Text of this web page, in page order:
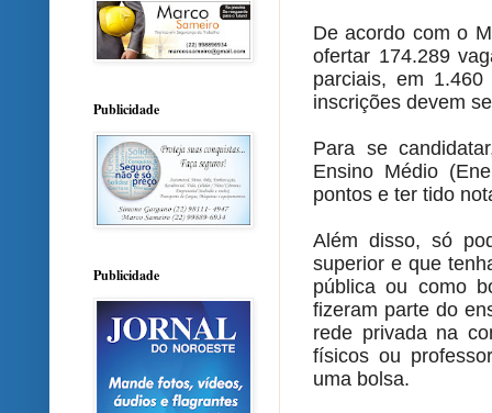
De acordo com o
ofertar 174.289
parciais, em
inscrições devem
Para se
Ensino Médio
pontos e ter tido
Além disso, só
superior e que
pública ou como
fizeram parte do
rede privada na
físicos ou
uma bolsa.
Publicidade
Publicidade